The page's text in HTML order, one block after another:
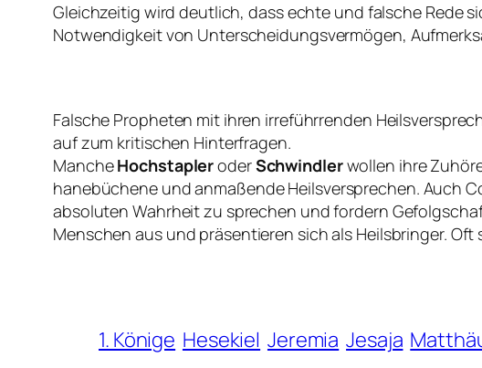
Gleichzeitig wird deutlich, dass echte und falsche Rede
Notwendigkeit von Unterscheidungsvermögen,
Falsche Propheten mit ihren irreführrenden
auf zum kritischen Hinterfragen.
MancheHochstapleroderSchwindlerwollen ihre
hanebüchene und anmaßende Heilsversprechen. Auch
absoluten Wahrheit zu sprechen und fordern
Menschen aus und präsentieren sich als Heilsbringer.
1. Könige Hesekiel Jeremia Jesaja